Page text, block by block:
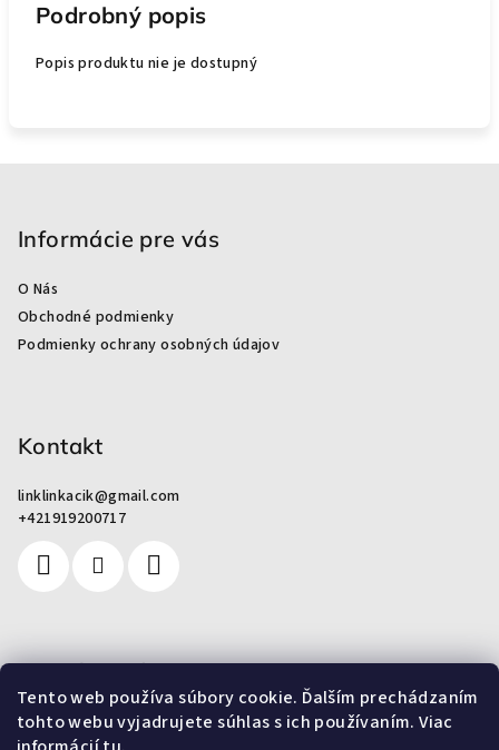
Tento web používa súbory cookie. Ďalším prechádzaním
tohto webu vyjadrujete súhlas s ich používaním. Viac
Podrobný popis
Popis produktu nie je dostupný
Informácie pre vás
O Nás
Obchodné podmienky
Podmienky ochrany osobných údajov
Kontakt
linklinkacik@gmail.com
+421919200717
Pre zákazníkov
Od odpadu k umeniu